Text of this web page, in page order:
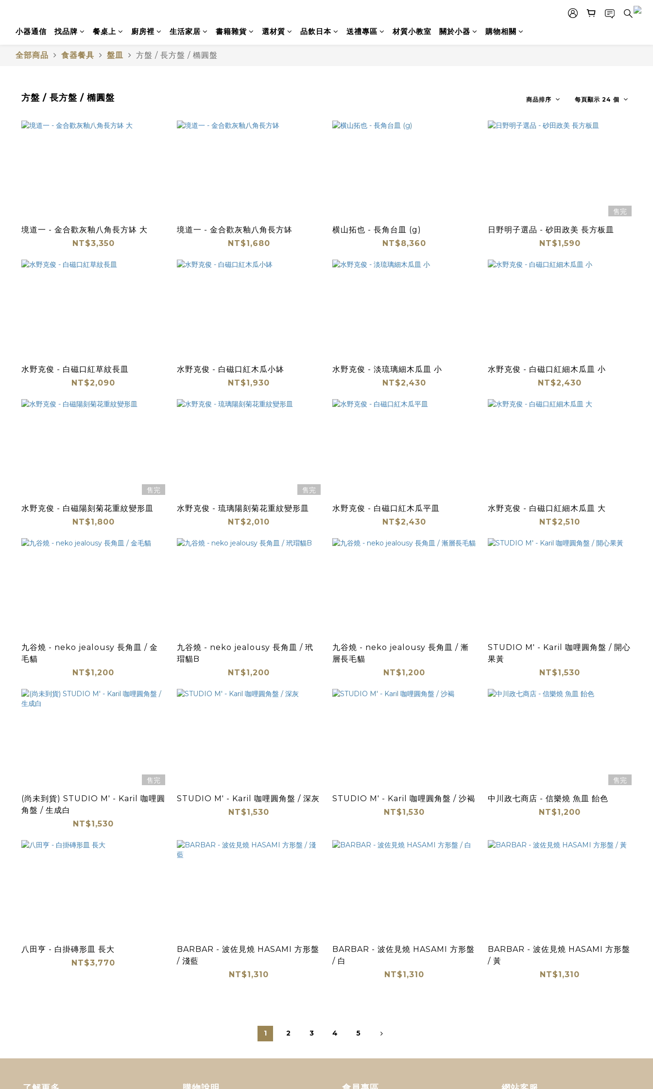
小器通信 找品牌 餐桌上 廚房裡 生活家居 書籍雜貨 選材質 品飲日本 送禮專區 材質小教室 關於小器 購物相關
全部商品 食器餐具 盤皿 方盤 / 長方盤 / 橢圓盤
方盤 / 長方盤 / 橢圓盤 商品排序 每頁顯示 24 個
境道一 - 金合歡灰釉八角長方缽 大
NT$3,350
境道一 - 金合歡灰釉八角長方缽
NT$1,680
横山拓也 - 長角台皿 (g)
NT$8,360
售完
日野明子選品 - 砂田政美 長方板皿
NT$1,590
水野克俊 - 白磁口紅草紋長皿
NT$2,090
水野克俊 - 白磁口紅木瓜小缽
NT$1,930
水野克俊 - 淡琉璃細木瓜皿 小
NT$2,430
水野克俊 - 白磁口紅細木瓜皿 小
NT$2,430
售完
水野克俊 - 白磁陽刻菊花重紋變形皿
NT$1,800
售完
水野克俊 - 琉璃陽刻菊花重紋變形皿
NT$2,010
水野克俊 - 白磁口紅木瓜平皿
NT$2,430
水野克俊 - 白磁口紅細木瓜皿 大
NT$2,510
九谷燒 - neko jealousy 長角皿 / 金
毛貓
NT$1,200
九谷燒 - neko jealousy 長角皿 / 玳
瑁貓B
NT$1,200
九谷燒 - neko jealousy 長角皿 / 漸
層長毛貓
NT$1,200
STUDIO M' - Karil 咖哩圓角盤 / 開心
果黃
NT$1,530
售完
(尚未到貨) STUDIO M' - Karil 咖哩圓
角盤 / 生成白
NT$1,530
STUDIO M' - Karil 咖哩圓角盤 / 深灰
NT$1,530
STUDIO M' - Karil 咖哩圓角盤 / 沙褐
NT$1,530
售完
中川政七商店 - 信樂燒 魚皿 飴色
NT$1,200
八田亨 - 白掛磚形皿 長大
NT$3,770
BARBAR - 波佐見燒 HASAMI 方形盤
/ 淺藍
NT$1,310
BARBAR - 波佐見燒 HASAMI 方形盤
/ 白
NT$1,310
BARBAR - 波佐見燒 HASAMI 方形盤
/ 黃
NT$1,310
1 2 3 4 5